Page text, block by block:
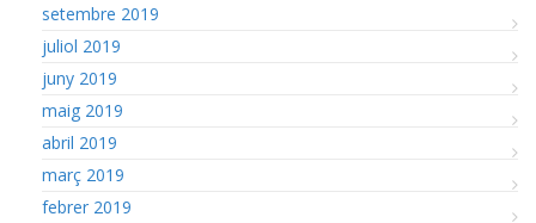
setembre 2019
juliol 2019
juny 2019
maig 2019
abril 2019
març 2019
febrer 2019